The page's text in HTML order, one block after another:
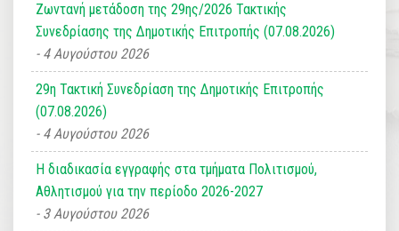
Ζωντανή μετάδοση της 29ης/2026 Τακτικής
Συνεδρίασης της Δημοτικής Επιτροπής (07.08.2026)
4 Αυγούστου 2026
29η Τακτική Συνεδρίαση της Δημοτικής Επιτροπής
(07.08.2026)
4 Αυγούστου 2026
Η διαδικασία εγγραφής στα τμήματα Πολιτισμού,
Αθλητισμού για την περίοδο 2026-2027
3 Αυγούστου 2026